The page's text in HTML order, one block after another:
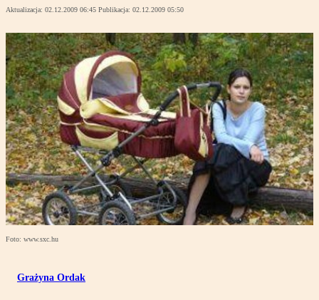
Aktualizacja: 02.12.2009 06:45 Publikacja: 02.12.2009 05:50
Foto: www.sxc.hu
Grażyna Ordak